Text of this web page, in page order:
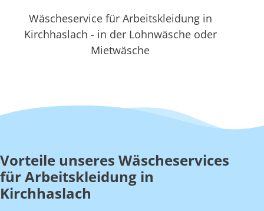
Wäscheservice für Arbeitskleidung in
Kirchhaslach - in der Lohnwäsche oder
Mietwäsche
Vorteile unseres Wäscheservices
für Arbeitskleidung in
Kirchhaslach